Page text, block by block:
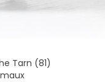
Tarn (81)